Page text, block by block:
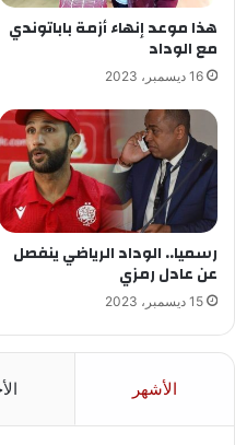
هذا موعد إنهاء أزمة باباتوندي
مع الوداد
16 ديسمبر، 2023
رسميا.. الوداد الرياضي ينفصل
عن عادل رمزي
15 ديسمبر، 2023
الأشهر